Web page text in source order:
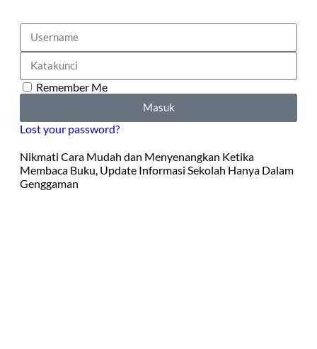
Remember Me
Masuk
Lost your password?
Nikmati Cara Mudah dan Menyenangkan Ketika
Membaca Buku, Update Informasi Sekolah Hanya Dalam
Genggaman